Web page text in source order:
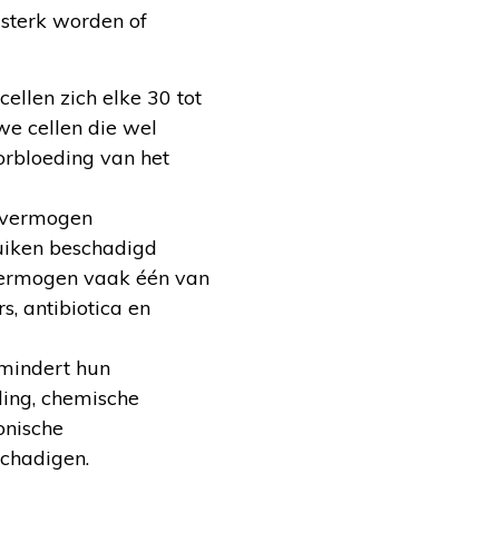
worden of
zich elke 30 tot
cellen die wel
van het
beschadigd
vaak één van
antibiotica en
hun
chemische